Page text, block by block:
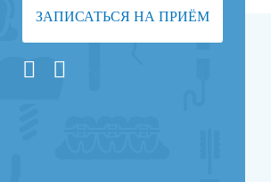
ЗАПИСАТЬСЯ НА ПРИЁМ